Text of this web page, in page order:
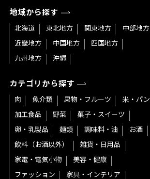
地域から探す
北海道 東北地方 関東地方
中部地方
近畿地方
中国地方
四国地方
九州地方
沖縄
カテゴリから探す
肉 魚介類 果物・フルーツ
米・パン
加工食品
野菜
菓子・スイーツ
卵・乳製品
麺類 調味料・油
お酒
飲料（お酒以外）
雑貨・日用品
家電・電気小物
美容・健康
ファッション
家具・インテリア